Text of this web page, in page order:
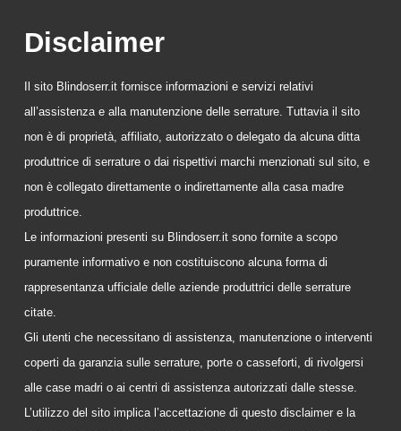
Disclaimer
Il sito Blindoserr.it fornisce informazioni e servizi relativi
all’assistenza e alla manutenzione delle serrature. Tuttavia il sito
non è di proprietà, affiliato, autorizzato o delegato da alcuna ditta
produttrice di serrature o dai rispettivi marchi menzionati sul sito, e
non è collegato direttamente o indirettamente alla casa madre
produttrice.
Le informazioni presenti su Blindoserr.it sono fornite a scopo
puramente informativo e non costituiscono alcuna forma di
rappresentanza ufficiale delle aziende produttrici delle serrature
citate.
Gli utenti che necessitano di assistenza, manutenzione o interventi
coperti da garanzia sulle serrature, porte o casseforti, di rivolgersi
alle case madri o ai centri di assistenza autorizzati dalle stesse.
L’utilizzo del sito implica l’accettazione di questo disclaimer e la